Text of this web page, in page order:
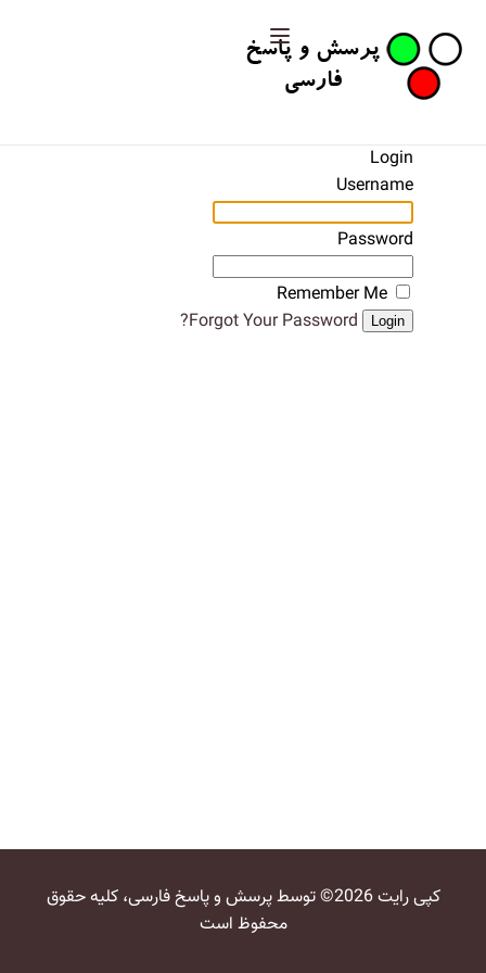
Login
Username
Password
Remember Me
Login
Forgot Your Password?
کپی رایت 2026© توسط پرسش و پاسخ فارسی، کلیه حقوق
محفوظ است